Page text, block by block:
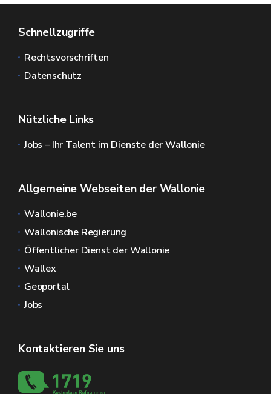
Schnellzugriffe
Rechtsvorschriften
Datenschutz
Nützliche Links
Jobs – Ihr Talent im Dienste der Wallonie
Allgemeine Webseiten der Wallonie
Wallonie.be
Wallonische Regierung
Öffentlicher Dienst der Wallonie
Wallex
Geoportal
Jobs
Kontaktieren Sie uns